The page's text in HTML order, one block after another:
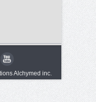
Alchymed inc.